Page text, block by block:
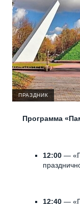
ПРАЗДНИК
Программа
12:00 —
12:40 —